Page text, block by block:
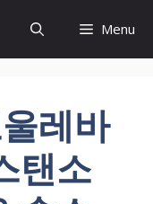
Menu
레바
탠소